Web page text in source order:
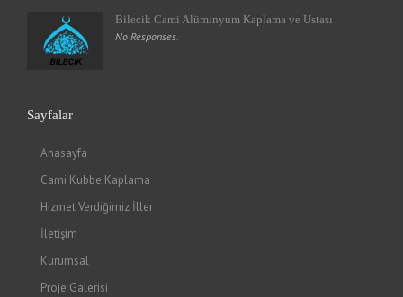
Bilecik Cami Alüminyum Kaplama ve Ustası
No Responses.
Sayfalar
Anasayfa
Cami Kubbe Kaplama
Hizmet Verdiğimiz İller
İletişim
Kurumsal
Proje Galerisi